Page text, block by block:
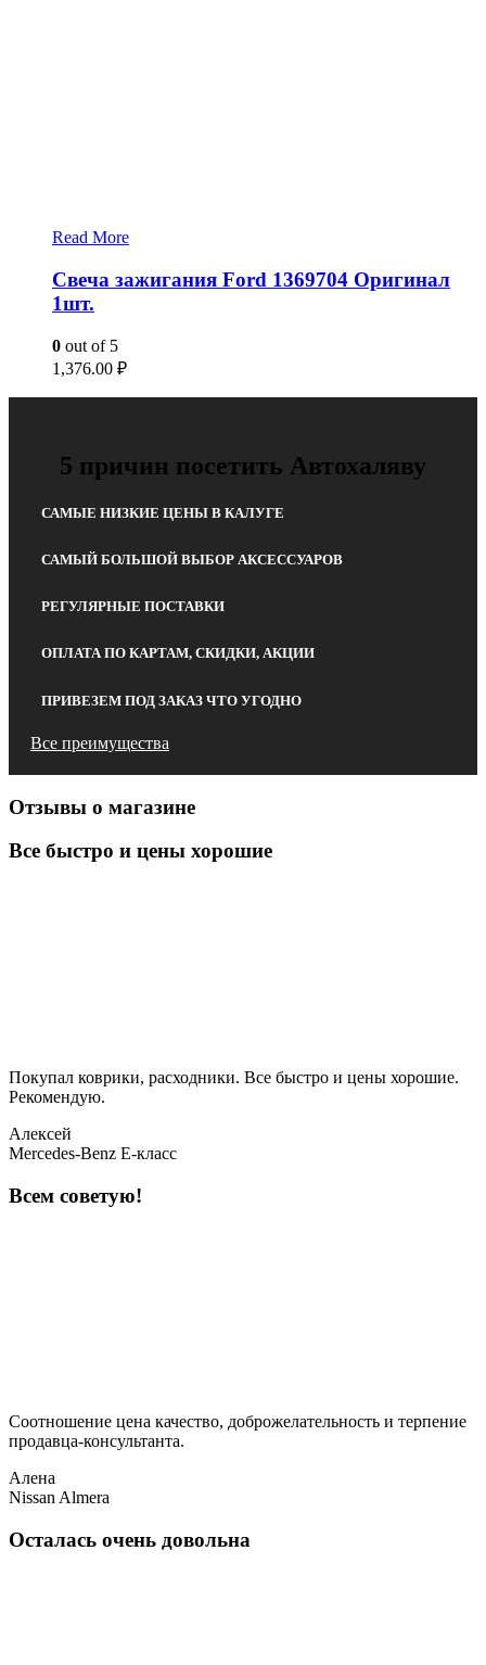
Read More
Свеча зажигания Ford 1369704 Оригинал
1шт.
0 out of 5
1,376.00 ₽
5 причин посетить Автохаляву
САМЫЕ НИЗКИЕ ЦЕНЫ В КАЛУГЕ
САМЫЙ БОЛЬШОЙ ВЫБОР АКСЕССУАРОВ
РЕГУЛЯРНЫЕ ПОСТАВКИ
ОПЛАТА ПО КАРТАМ, СКИДКИ, АКЦИИ
ПРИВЕЗЕМ ПОД ЗАКАЗ ЧТО УГОДНО
Все преимущества
Отзывы о магазине
Все быстро и цены хорошие
Покупал коврики, расходники. Все быстро и цены хорошие.
Рекомендую.
Алексей
Mercedes-Benz E-класс
Всем советую!
Соотношение цена качество, доброжелательность и терпение
продавца-консультанта.
Алена
Nissan Almera
Осталась очень довольна